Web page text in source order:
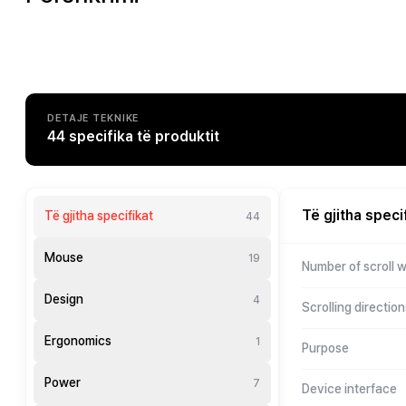
DETAJE TEKNIKE
44 specifika të produktit
Të gjitha specifikat 44
Mouse 19
Design 4
Ergonomics 1
Power 7
Të gjitha
Number of scroll
Scrolling
Purpose
Device interface